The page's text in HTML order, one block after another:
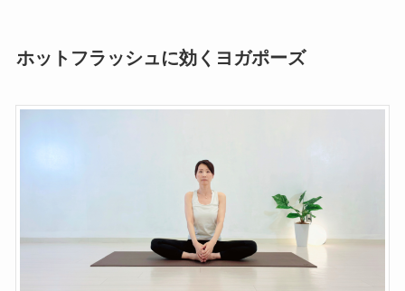
ホットフラッシュに効くヨガポーズ